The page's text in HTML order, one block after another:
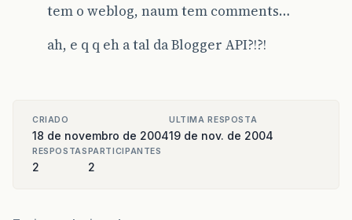
tem o weblog, naum tem comments…
ah, e q q eh a tal da Blogger API?!?!
CRIADO
18 de novembro de 2004
ULTIMA RESPOSTA
19 de nov. de 2004
RESPOSTAS
2
PARTICIPANTES
2